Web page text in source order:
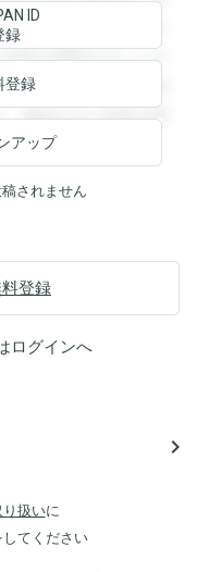
。登録すると回答を
答を閲覧することが
とができます。登録
登録すると回答を閲
ID
録
登録
アップ
されません
登録
ログインへ
navigate_next
扱いに
てください